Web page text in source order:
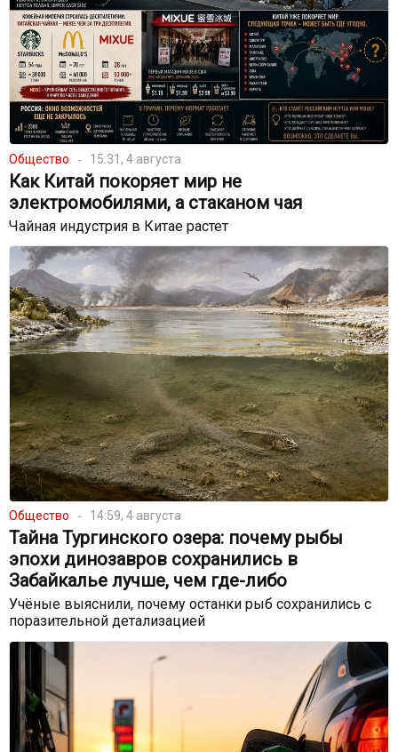
Общество 15:31, 4 августа
Как Китай покоряет мир не
электромобилями, а стаканом чая
Чайная индустрия в Китае растет
Общество 14:59, 4 августа
Тайна Тургинского озера: почему рыбы
эпохи динозавров сохранились в
Забайкалье лучше, чем где-либо
Учёные выяснили, почему останки рыб сохранились с
поразительной детализацией